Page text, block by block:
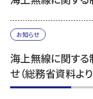
施
工・
保
修
理
の
お知らせ
海上無線に関する
せ（総務省資料より